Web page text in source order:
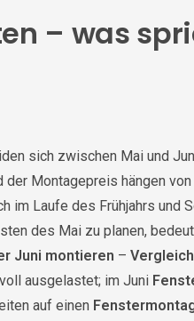
– was
sich zwischen Mai und
der Montagepreis hängen
im Laufe des Frühjahrs und
des Mai zu planen,
Juni montieren – Vergleich
ausgelastet; im Juni
auf einen